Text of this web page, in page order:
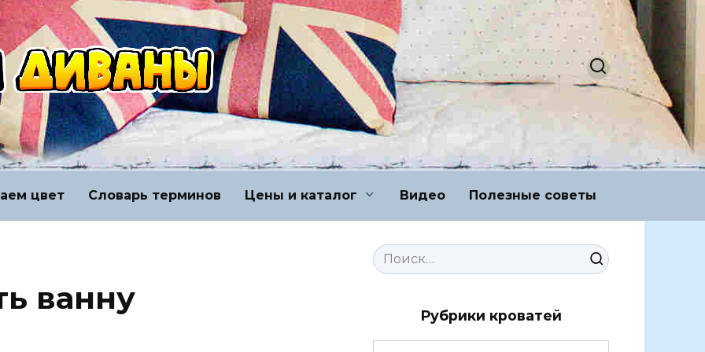
цвет Словарь терминов Цены и каталог Видео Полезные советы
ванну
Search
for:
Рубрики кроватей